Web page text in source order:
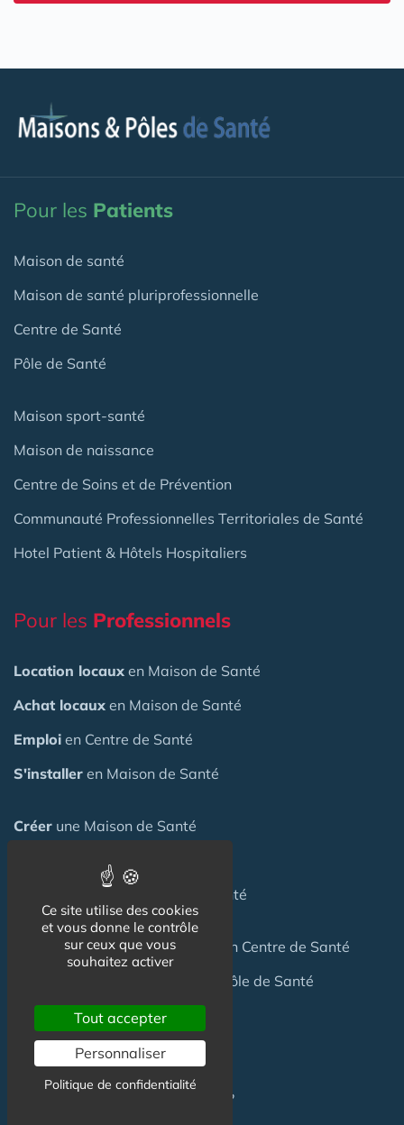
Pour les Patients
Maison de santé
Maison de santé pluriprofessionnelle
Centre de Santé
Pôle de Santé
Maison sport-santé
Maison de naissance
Centre de Soins et de Prévention
Communauté Professionnelles Territoriales de Santé
Hotel Patient & Hôtels Hospitaliers
Pour les Professionnels
Location locaux en Maison de Santé
Achat locaux en Maison de Santé
Emploi en Centre de Santé
S'installer en Maison de Santé
Créer une Maison de Santé
dans une Maison de Santé
une Maisonde Santé
ou un Centre de Santé
pour création Maison / Pôle de Santé
FAQ
C'est quoi une Maison de Santé ?
Ce site utilise des cookies
et vous donne le contrôle
sur ceux que vous
souhaitez activer
Tout accepter
Personnaliser
Politique de confidentialité